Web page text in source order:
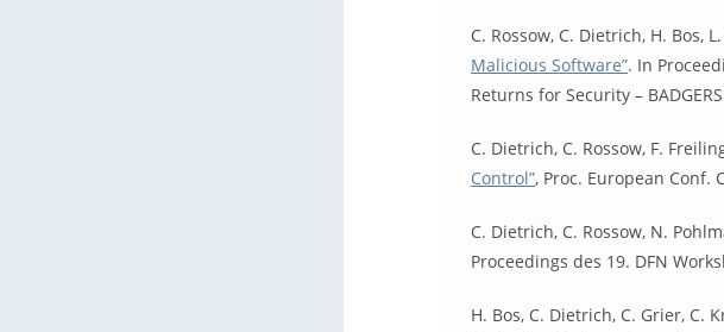
C. Rossow, C. Dietrich, H. Bos,
Malicious Software”. In
Returns for Security –
C. Dietrich, C. Rossow, F.
Control”, Proc. European Conf.
C. Dietrich, C. Rossow, N.
Proceedings des 19. DFN
H. Bos, C. Dietrich, C. Grier, C.